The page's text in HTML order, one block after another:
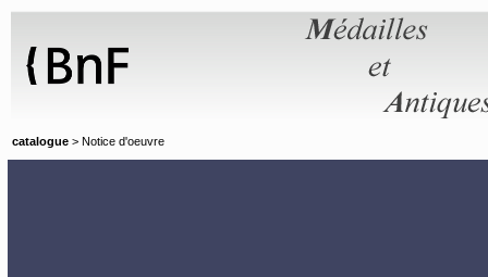
catalogue > Notice d'oeuvre